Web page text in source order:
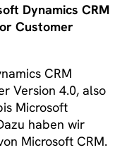
Dynamics CRM
Customer
CRM
Version 4.0, also
Microsoft
haben wir
Microsoft CRM.